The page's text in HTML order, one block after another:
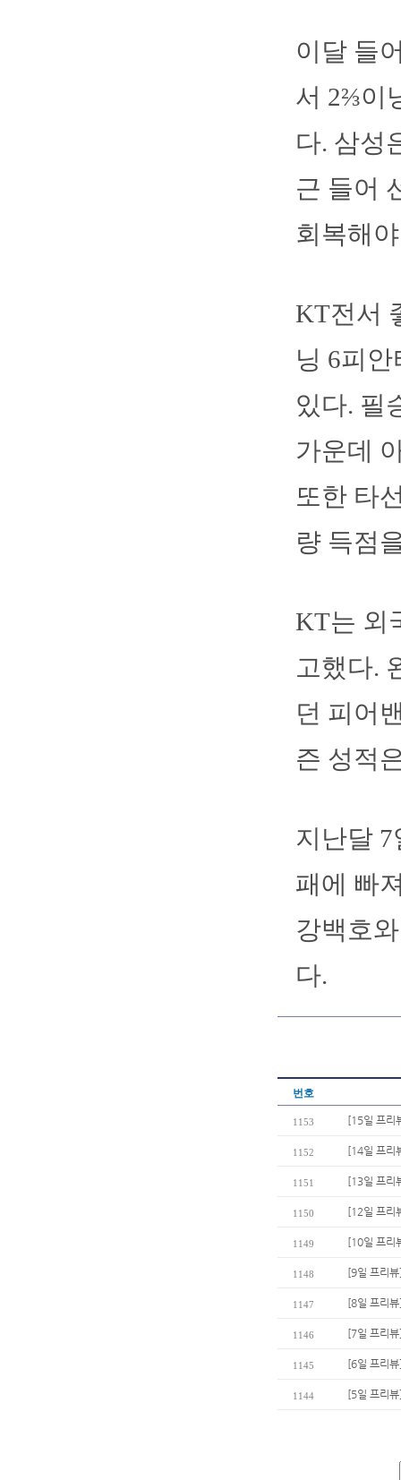
이달 들
서 2⅔이
다. 삼성
근 들어
회복해
KT전서
닝 6피
있다. 필
가운데
또한 타
량 득점
KT는 외
고했다.
던 피어
즌 성적
지난달
패에 빠
강백호
다.
번호
1153 [15일 프리
1152 [14일 프리
1151 [13일 프리
1150 [12일 프리
1149 [10일 프리
1148 [9일 프리
1147 [8일 프리
1146 [7일 프리
1145 [6일 프리
1144 [5일 프리